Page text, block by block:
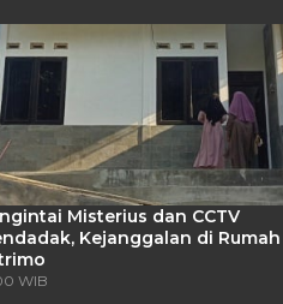
Misterius dan CCTV
Kejanggalan di Rumah
WIB